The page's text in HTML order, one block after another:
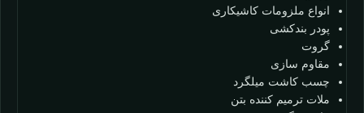
انواع ملزومات کاشیکاری
پودر بندکشی
گروت
مقاوم سازی
چسب کاشت میلگرد
ملات ترمیم کننده بتن